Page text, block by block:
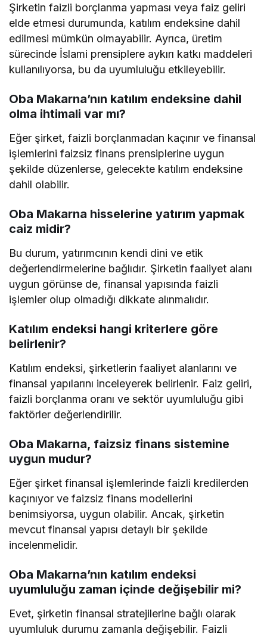
Şirketin faizli borçlanma yapması veya faiz geliri
elde etmesi durumunda, katılım endeksine dahil
edilmesi mümkün olmayabilir. Ayrıca, üretim
sürecinde İslami prensiplere aykırı katkı maddeleri
kullanılıyorsa, bu da uyumluluğu etkileyebilir.
Oba Makarna’nın katılım endeksine dahil
olma ihtimali var mı?
Eğer şirket, faizli borçlanmadan kaçınır ve finansal
işlemlerini faizsiz finans prensiplerine uygun
şekilde düzenlerse, gelecekte katılım endeksine
dahil olabilir.
Oba Makarna hisselerine yatırım yapmak
caiz midir?
Bu durum, yatırımcının kendi dini ve etik
değerlendirmelerine bağlıdır. Şirketin faaliyet alanı
uygun görünse de, finansal yapısında faizli
işlemler olup olmadığı dikkate alınmalıdır.
Katılım endeksi hangi kriterlere göre
belirlenir?
Katılım endeksi, şirketlerin faaliyet alanlarını ve
finansal yapılarını inceleyerek belirlenir. Faiz geliri,
faizli borçlanma oranı ve sektör uyumluluğu gibi
faktörler değerlendirilir.
Oba Makarna, faizsiz finans sistemine
uygun mudur?
Eğer şirket finansal işlemlerinde faizli kredilerden
kaçınıyor ve faizsiz finans modellerini
benimsiyorsa, uygun olabilir. Ancak, şirketin
mevcut finansal yapısı detaylı bir şekilde
incelenmelidir.
Oba Makarna’nın katılım endeksi
uyumluluğu zaman içinde değişebilir mi?
Evet, şirketin finansal stratejilerine bağlı olarak
uyumluluk durumu zamanla değişebilir. Faizli